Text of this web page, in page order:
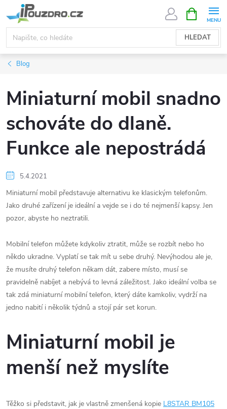
na
obsah
HLEDAT
NÁKUPNÍ
KOŠÍK
Blog
Miniaturní mobil snadno
schováte do dlaně.
Funkce ale nepostrádá
5.4.2021
Miniaturní mobil představuje alternativu ke klasickým telefonům.
Jako druhé zařízení je ideální a vejde se i do té nejmenší kapsy. Jen
pozor, abyste ho neztratili.
Mobilní telefon můžete kdykoliv ztratit, může se rozbít nebo ho
někdo ukradne. Vyplatí se tak mít u sebe druhý. Nevýhodou ale je,
že musíte druhý telefon někam dát, zabere místo, musí se
pravidelně nabíjet a nebývá to levná záležitost. Jako ideální volba se
tak zdá miniaturní mobilní telefon, který dáte kamkoliv, vydrží na
jedno nabití i několik týdnů a stojí pár set korun.
Miniaturní mobil je
menší než myslíte
Těžko si představit, jak je vlastně zmenšená kopie L8STAR BM105